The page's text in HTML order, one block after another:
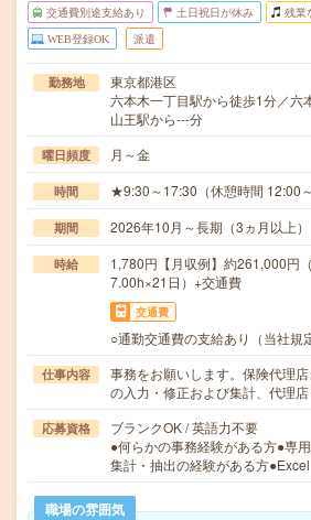
交通費別途支給あり 土日祝日が休み 残業
WEB登録OK 派遣
勤務地
東京都港区
六本木一丁目駅から徒歩1分／六
山王駅から---分
曜日頻度 月～金
時間 ★9:30～17:30（休憩時間 12:00
期間 2026年10月～長期（3ヵ月以上）
時給
1,780円【月収例】約261,000円
7.00h×21日）+交通費
交通費
○通勤交通費の支給あり（当社規
仕事内容
事務をお願いします。保険代理
の入力・修正および集計、代理
応募資格
ブランクOK / 英語力不要
●何らかの事務経験がある方●専
集計・抽出の経験がある方
職場の雰囲気